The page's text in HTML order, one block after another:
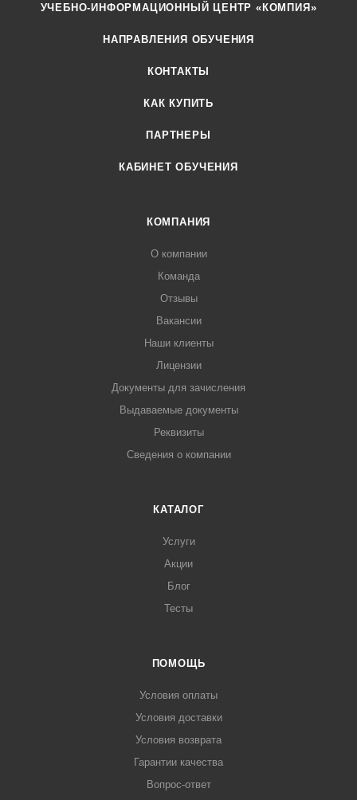
УЧЕБНО-ИНФОРМАЦИОННЫЙ ЦЕНТР «КОМПИЯ»
НАПРАВЛЕНИЯ ОБУЧЕНИЯ
КОНТАКТЫ
КАК КУПИТЬ
ПАРТНЕРЫ
КАБИНЕТ ОБУЧЕНИЯ
КОМПАНИЯ
О компании
Команда
Отзывы
Вакансии
Наши клиенты
Лицензии
Документы для зачисления
Выдаваемые документы
Реквизиты
Сведения о компании
КАТАЛОГ
Услуги
Акции
Блог
Тесты
ПОМОЩЬ
Условия оплаты
Условия доставки
Условия возврата
Гарантии качества
Вопрос-ответ